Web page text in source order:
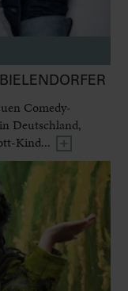
Comedy-
Deutschland,
Kind...